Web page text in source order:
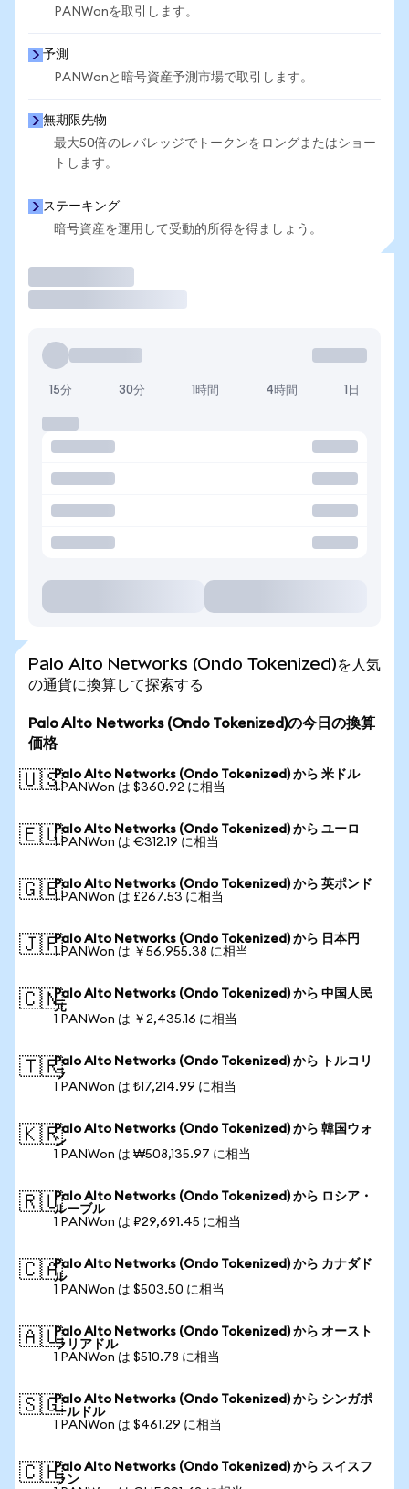
PANWonを取引します。
予測
PANWonと暗号資産予測市場で取引します。
無期限先物
最大50倍のレバレッジでトークンをロングまたはショー
トします。
ステーキング
暗号資産を運用して受動的所得を得ましょう。
15分 30分 1時間 4時間 1日
Palo Alto Networks (Ondo Tokenized)を人気
の通貨に換算して探索する
Palo Alto Networks (Ondo Tokenized)の今日の換算
価格
🇺🇸Palo Alto Networks (Ondo Tokenized) から 米ドル
1 PANWon は $360.92 に相当
🇪🇺Palo Alto Networks (Ondo Tokenized) から ユーロ
1 PANWon は €312.19 に相当
🇬🇧Palo Alto Networks (Ondo Tokenized) から 英ポンド
1 PANWon は £267.53 に相当
🇯🇵Palo Alto Networks (Ondo Tokenized) から 日本円
1 PANWon は ￥56,955.38 に相当
🇨🇳Palo Alto Networks (Ondo Tokenized) から 中国人民
元
1 PANWon は ￥2,435.16 に相当
🇹🇷Palo Alto Networks (Ondo Tokenized) から トルコリ
ラ
1 PANWon は ₺17,214.99 に相当
🇰🇷Palo Alto Networks (Ondo Tokenized) から 韓国ウォ
ン
1 PANWon は ₩508,135.97 に相当
🇷🇺Palo Alto Networks (Ondo Tokenized) から ロシア・
ルーブル
1 PANWon は ₽29,691.45 に相当
🇨🇦Palo Alto Networks (Ondo Tokenized) から カナダド
ル
1 PANWon は $503.50 に相当
🇦🇺Palo Alto Networks (Ondo Tokenized) から オースト
ラリアドル
1 PANWon は $510.78 に相当
🇸🇬Palo Alto Networks (Ondo Tokenized) から シンガポ
ールドル
1 PANWon は $461.29 に相当
🇨🇭Palo Alto Networks (Ondo Tokenized) から スイスフ
ラン